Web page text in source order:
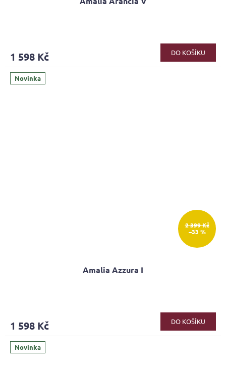
1 598 Kč DO KOŠÍKU
Novinka
2 399 Kč
–33 %
Amalia Azzura I
1 598 Kč DO KOŠÍKU
Novinka